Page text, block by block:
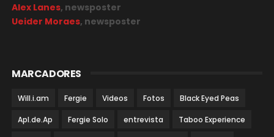
Alex Lanes, newsposter
Ueider Moraes, newsposter
MARCADORES
Will.i.am Fergie Videos Fotos Black Eyed Peas
Apl.de.Ap Fergie Solo entrevista Taboo Experience